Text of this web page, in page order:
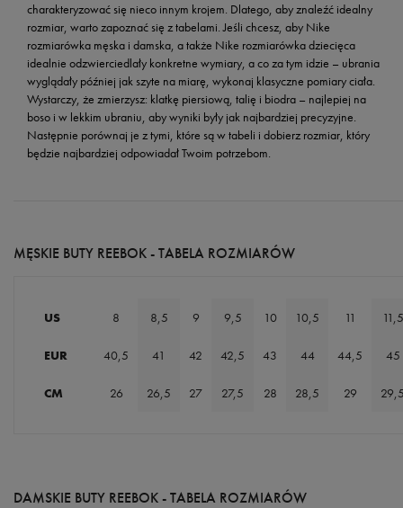
charakteryzować się nieco innym krojem. Dlatego, aby znaleźć idealny
rozmiar, warto zapoznać się z tabelami. Jeśli chcesz, aby Nike
rozmiarówka męska i damska, a także Nike rozmiarówka dziecięca
idealnie odzwierciedlały konkretne wymiary, a co za tym idzie – ubrania
wyglądały później jak szyte na miarę, wykonaj klasyczne pomiary ciała.
Wystarczy, że zmierzysz: klatkę piersiową, talię i biodra – najlepiej na
boso i w lekkim ubraniu, aby wyniki były jak najbardziej precyzyjne.
Następnie porównaj je z tymi, które są w tabeli i dobierz rozmiar, który
będzie najbardziej odpowiadał Twoim potrzebom.
MĘSKIE BUTY REEBOK - TABELA ROZMIARÓW
US 8 8,5 9 9,5 10 10,5 11 11,5
EUR 40,5 41 42 42,5 43 44 44,5 45
CM 26 26,5 27 27,5 28 28,5 29
DAMSKIE BUTY REEBOK - TABELA ROZMIARÓW